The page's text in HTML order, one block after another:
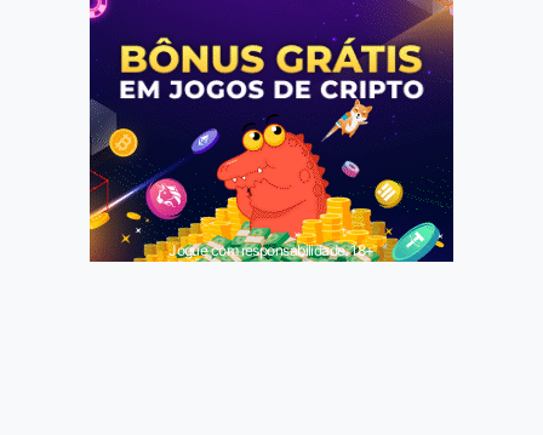
Jogue com responsabilidade. 18+